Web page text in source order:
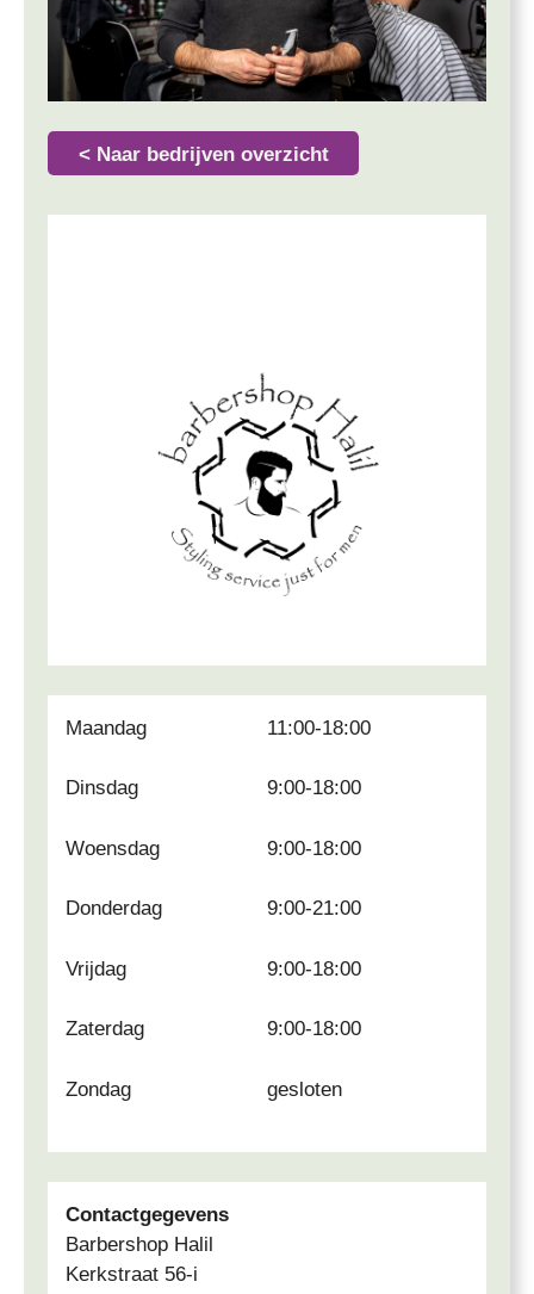
< Naar bedrijven overzicht
Maandag 11:00-18:00
Dinsdag 9:00-18:00
Woensdag 9:00-18:00
Donderdag 9:00-21:00
Vrijdag 9:00-18:00
Zaterdag 9:00-18:00
Zondag gesloten
Contactgegevens
Barbershop Halil
Kerkstraat 56-i